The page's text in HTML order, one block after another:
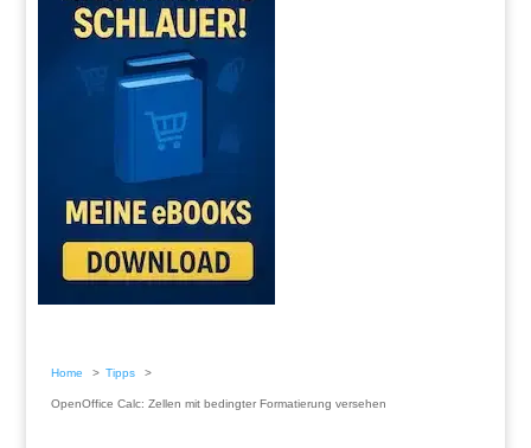
Home Tipps
OpenOffice Calc: Zellen mit bedingter Formatierung versehen